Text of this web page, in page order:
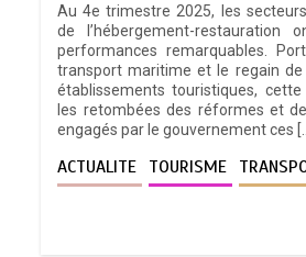
Au 4e trimestre 2025, les
de l’hébergement-restauration
performances remarquables.
transport maritime et le regain
établissements touristiques, cette
les retombées des réformes et
engagés par le gouvernement ces
ACTUALITE TOURISME